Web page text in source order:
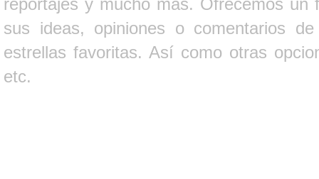
sus ideas, opiniones o comentarios
estrellas favoritas. Así como otras
etc.